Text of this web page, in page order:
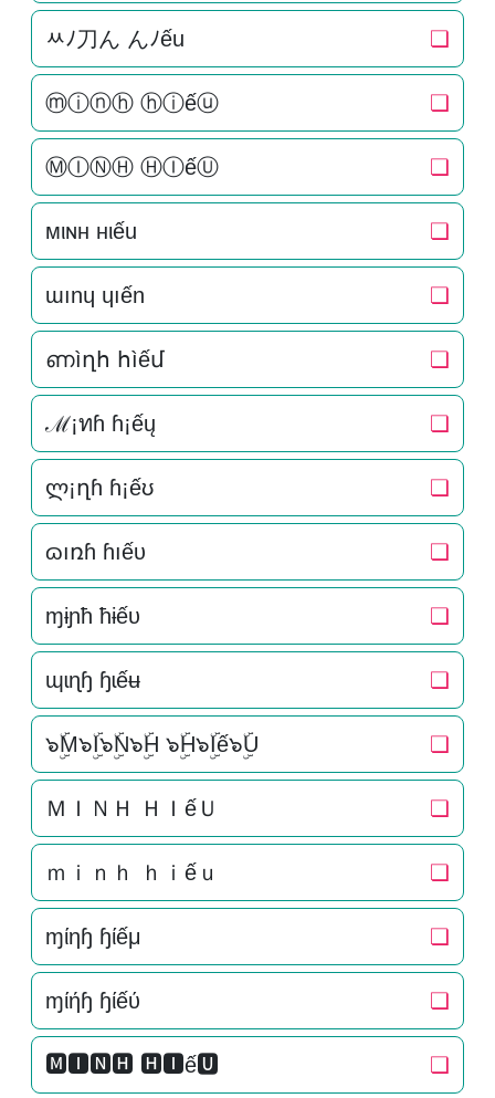
ﾶﾉ刀ん んﾉếu ❏
ⓜⓘⓝⓗ ⓗⓘếⓤ ❏
ⓂⒾⓃⒽ ⒽⒾếⓊ ❏
мιɴн нιếu ❏
ɯınɥ ɥıến ❏
ണìղհ հìếմ ❏
ℳ¡ทɦ ɦ¡ếų ❏
ლ¡ղɦ ɦ¡ếʊ ❏
ɷıռɦ ɦıếυ ❏
ɱɨɲħ ħɨếυ ❏
ɰɩɳɧ ɧɩếʉ ❏
๖ۣۜM๖ۣۜI๖ۣۜN๖ۣۜH ๖ۣۜH๖ۣۜIế๖ۣۜU ❏
ＭＩＮＨ ＨＩếＵ ❏
ｍｉｎｈ ｈｉếｕ ❏
ɱίηɧ ɧίếμ ❏
ɱίήɧ ɧίếύ ❏
🅼🅸🅽🅷 🅷🅸ế🆄 ❏